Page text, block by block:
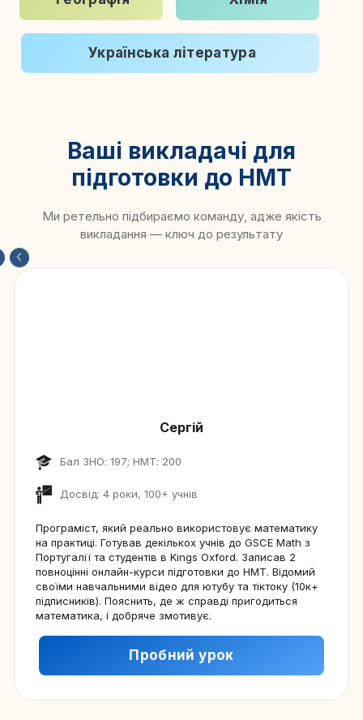
Українська література
Ваші викладачі для
підготовки до НМТ
Ми ретельно підбираємо команду, адже якість
викладання — ключ до результату
Сергій
Бал ЗНО: 197; НМТ: 200
Досвід: 4 роки, 100+ учнів
Програміст, який реально використовує математику
на практиці. Готував декількох учнів до GSCE Math з
Португалії та студентів в Kings Oxford. Записав 2
повноцінні онлайн-курси підготовки до НМТ. Відомий
своїми навчальними відео для ютубу та тіктоку (10к+
підписників). Пояснить, де ж справді пригодиться
математика, і добряче змотивує.
Пробний урок